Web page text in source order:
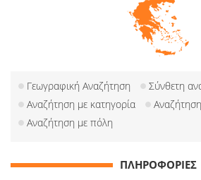
Γεωγραφική Αναζήτηση
Σύνθετη
Αναζήτηση με κατηγορία
Αναζήτηση με πόλη
ΠΛΗΡΟΦΟΡΙΕΣ